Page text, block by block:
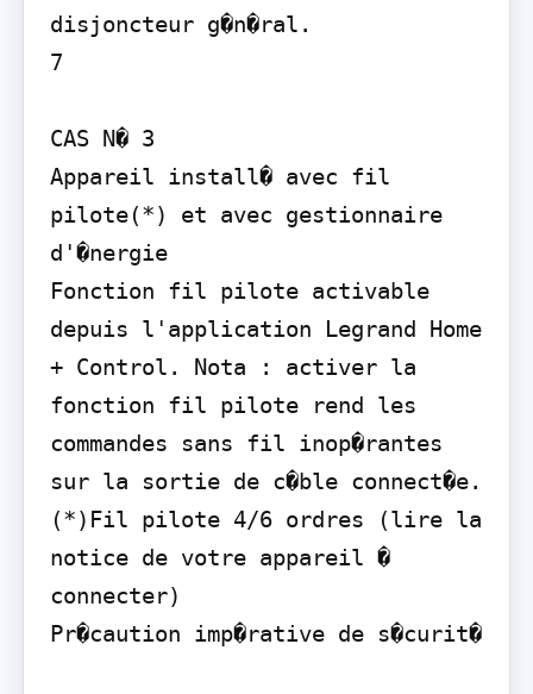
disjoncteur g�n�ral.
7
CAS N� 3
Appareil install� avec fil
pilote(*) et avec gestionnaire
d'�nergie
Fonction fil pilote activable
depuis l'application Legrand Home
+ Control. Nota : activer la
fonction fil pilote rend les
commandes sans fil inop�rantes
sur la sortie de c�ble connect�e.
(*)Fil pilote 4/6 ordres (lire la
notice de votre appareil �
connecter)
Pr�caution imp�rative de s�curit�